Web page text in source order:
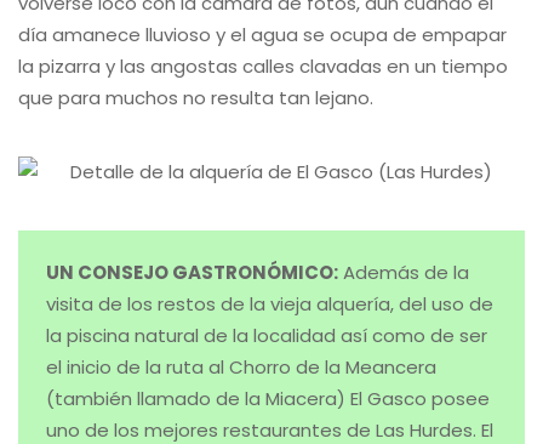
día amanece lluvioso y el agua se ocupa de empapar
la pizarra y las angostas calles clavadas en un tiempo
que para muchos no resulta tan lejano.
UN CONSEJO GASTRONÓMICO:Además de la
visita de los restos de la vieja alquería, del uso de
la piscina natural de la localidad así como de ser
el inicio de la ruta al Chorro de la Meancera
(también llamado de la Miacera) El Gasco posee
uno de los mejores restaurantes de Las Hurdes. El